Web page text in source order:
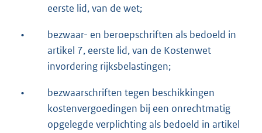
eerste lid, van de wet;
•
bezwaar- en beroepschriften als bedoeld in
artikel 7, eerste lid, van de Kostenwet
invordering rijksbelastingen;
•
bezwaarschriften tegen beschikkingen
kostenvergoedingen bij een onrechtmatig
opgelegde verplichting als bedoeld in artikel